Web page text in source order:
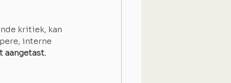
kritiek, kan
interne
aangetast.